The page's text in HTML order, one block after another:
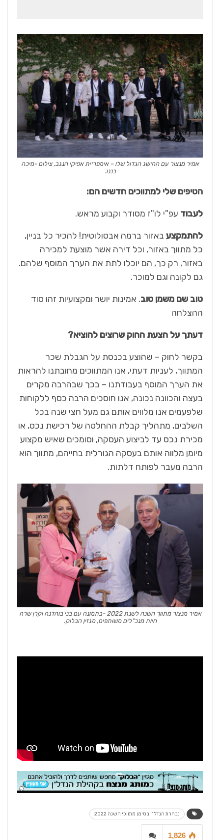
אמיר מנצור עם ההישג הגדול שלו – אימפריית אפיקי הנגב, צילום -מיכה
בננו.
הטיפים שלי למתווכים חדשים הם:
לעבוד עפ"י לו"ז מסודר וקבוע מראש.
להתמקצע באזור ברמה אבסולוטית! להכיר כל בניין,
כל מתווך באזור, וכל דירה אשר מוצעת למכירה
באזור, רק כך, הם יוכלו לתת את הערך המוסף שלהם.
גם לקונה וגם למוכר.
טוב שם משמן טוב. אמינות יושר ומקצועיות זהו סוד
ההצלחה
דעתך על הצעת החוק שרוצים להוציא?
בקשר לחוק – שהוצע בכנסת על הגבלת שכר
המתווך, לעניות דעתי, אנו המתווכים מחובתנו להראות
את הערך המוסף בעבודתנו – בכך שבהרבה מקרים
בעצה והכוונה נכונה, אנו חוסכים הרבה כסף ללקוחות
שלפעמים אנו מלווים אותם גם מעל חצי שנה בכל
השלבים, מתהליך קבלת ההחלטה של רכישת נכס, או
מכירת נכס עד לביצוע העסקה, וסומכים שאיש מקצוע
מיומן מלווה אותם בעסקה הגורלית בחייהם, מתווך הוא
הרבה מעבר לפותח דלתות.
אמיר מנצור מתווך השנה לשנת 2022 -בתמונה עם בני בוהדנה וקרן שרה
חיות מנכ"לים משותפים, מגזין הבלוק.
נבחרת הנדל"ן בסימן מתווכי השנה 2022
1,826